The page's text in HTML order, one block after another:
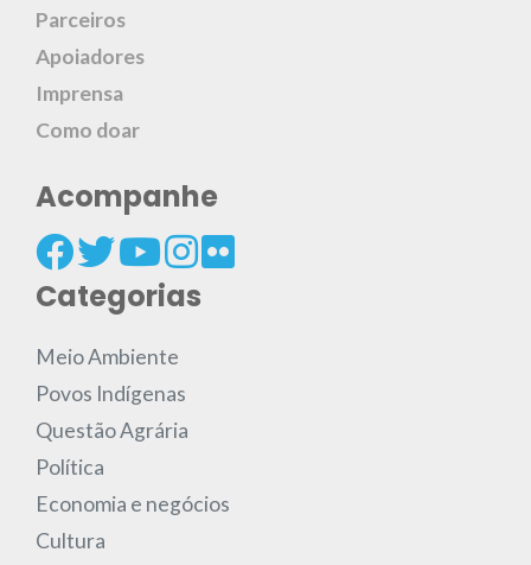
Parceiros
Apoiadores
Imprensa
Como doar
Acompanhe
Categorias
Meio Ambiente
Povos Indígenas
Questão Agrária
Política
Economia e negócios
Cultura